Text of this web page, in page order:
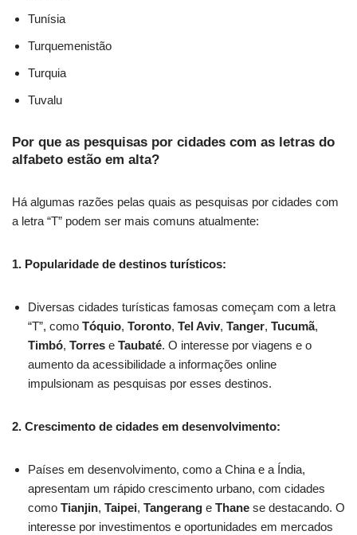
Tunísia
Turquemenistão
Turquia
Tuvalu
Por que as pesquisas por cidades com as letras do
alfabeto estão em alta?
Há algumas razões pelas quais as pesquisas por cidades com
a letra “T” podem ser mais comuns atualmente:
1. Popularidade de destinos turísticos:
Diversas cidades turísticas famosas começam com a letra
“T”, como Tóquio, Toronto, Tel Aviv, Tanger, Tucumã,
Timbó, Torres e Taubaté. O interesse por viagens e o
aumento da acessibilidade a informações online
impulsionam as pesquisas por esses destinos.
2. Crescimento de cidades em desenvolvimento:
Países em desenvolvimento, como a China e a Índia,
apresentam um rápido crescimento urbano, com cidades
como Tianjin, Taipei, Tangerang e Thane se destacando. O
interesse por investimentos e oportunidades em mercados